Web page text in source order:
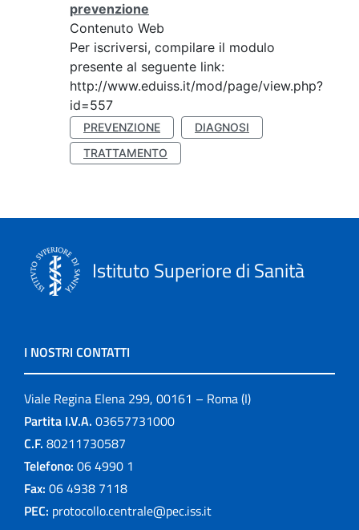
prevenzione
Contenuto Web
Per iscriversi, compilare il modulo
presente al seguente link:
http://www.eduiss.it/mod/page/view.php?
id=557
PREVENZIONE
DIAGNOSI
TRATTAMENTO
Istituto Superiore di Sanità
I NOSTRI CONTATTI
Viale Regina Elena 299, 00161 – Roma (I)
Partita I.V.A. 03657731000
C.F. 80211730587
Telefono: 06 4990 1
Fax: 06 4938 7118
PEC: protocollo.centrale@pec.iss.it